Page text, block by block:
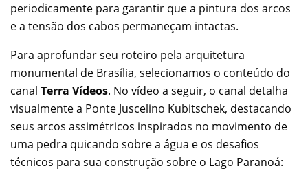
periodicamente para garantir que a pintura dos arcos
e a tensão dos cabos permaneçam intactas.
Para aprofundar seu roteiro pela arquitetura
monumental de Brasília, selecionamos o conteúdo do
canal Terra Vídeos. No vídeo a seguir, o canal detalha
visualmente a Ponte Juscelino Kubitschek, destacando
seus arcos assimétricos inspirados no movimento de
uma pedra quicando sobre a água e os desafios
técnicos para sua construção sobre o Lago Paranoá: